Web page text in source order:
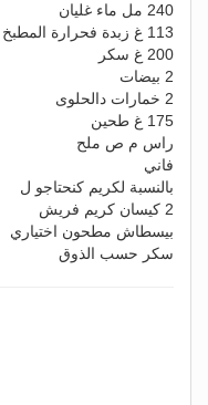
240 مل ماء غليان
113 غ زبدة فحرارة المطبخ
200 غ سكر
2 بيضات
2 خمارات دالحلوى
175 غ طحين
راس م ص ملح
فاني
بالنسبة لكريم كنحتاجو ل
2 كيسان كريم فريش
بيسطاش مطحون اختياري
سكر حسب الذوق